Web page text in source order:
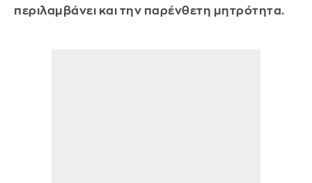
περιλαμβάνει και την παρένθετη μητρότητα.